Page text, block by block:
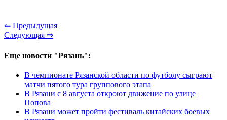
⇐ Предыдущая
Следующая ⇒
Еще новости "Рязань":
В чемпионате Рязанской области по футболу сыграют
матчи пятого тура группового этапа
В Рязани с 8 августа откроют движение по улице
Попова
В Рязани может пройти фестиваль китайских боевых